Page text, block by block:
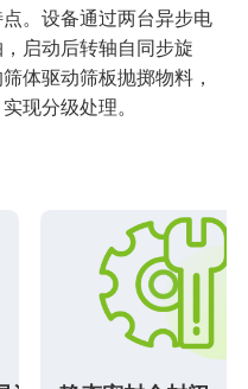
。设备通过两台异步电
启动后转轴自同步旋
体驱动筛板抛掷物料，
现分级处理。